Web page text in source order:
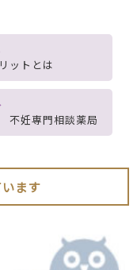
ットとは
妊専門相談薬局
ます